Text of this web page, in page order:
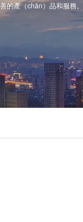
的產（chǎn）品和服務。